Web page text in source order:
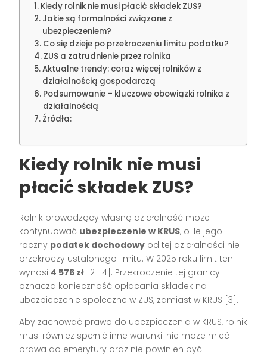
Kiedy rolnik nie musi płacić składek ZUS?
Jakie są formalności związane z
ubezpieczeniem?
Co się dzieje po przekroczeniu limitu podatku?
ZUS a zatrudnienie przez rolnika
Aktualne trendy: coraz więcej rolników z
działalnością gospodarczą
Podsumowanie – kluczowe obowiązki rolnika z
działalnością
Źródła:
Kiedy rolnik nie musi
płacić składek ZUS?
Rolnik prowadzący własną działalność może
kontynuować ubezpieczenie w KRUS, o ile jego
roczny podatek dochodowy od tej działalności nie
przekroczy ustalonego limitu. W 2025 roku limit ten
wynosi 4 576 zł [2][4]. Przekroczenie tej granicy
oznacza konieczność opłacania składek na
ubezpieczenie społeczne w ZUS, zamiast w KRUS [3].
Aby zachować prawo do ubezpieczenia w KRUS, rolnik
musi również spełnić inne warunki: nie może mieć
prawa do emerytury oraz nie powinien być